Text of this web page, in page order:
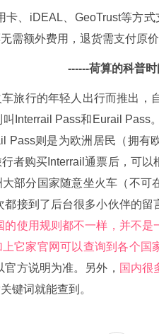
卡、iDEAL、GeoTrust等方
需额外费用，退货需支付原价
------荷算的科普时
旅行的年轻人出行而推出，
Interrail Pass和Eurail Pass
Pass则是为欧洲居民（拥有
者购买Interrail通票后，可
部分国家随意坐火车（不可
接到了后台很多小伙伴的
使用规则都不一样， 并不是
上它家官网可以查询到各个国
方说明为准。另外， 国内很
键词就能查到。